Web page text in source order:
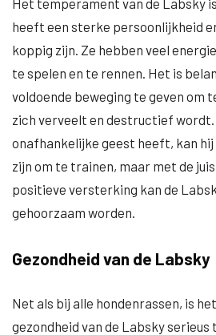
Het temperament van de Labsky
heeft een sterke persoonlijkheid
koppig zijn. Ze hebben veel
te spelen en te rennen. Het is
voldoende beweging te geven om
zich verveelt en destructief wordt.
onafhankelijke geest heeft, kan hij
zijn om te trainen, maar met de
positieve versterking kan de
gehoorzaam worden.
Gezondheid van de Labsky
Net als bij alle hondenrassen, is
gezondheid van de Labsky serieus